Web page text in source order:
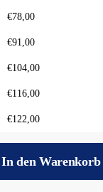
€78,00
€91,00
€104,00
€116,00
€122,00
In den Warenkorb